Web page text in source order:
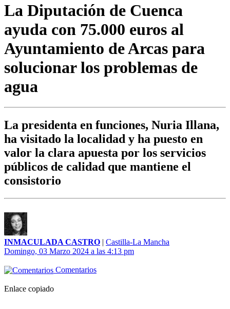
La Diputación de Cuenca
ayuda con 75.000 euros al
Ayuntamiento de Arcas para
solucionar los problemas de
agua
La presidenta en funciones, Nuria Illana,
ha visitado la localidad y ha puesto en
valor la clara apuesta por los servicios
públicos de calidad que mantiene el
consistorio
INMACULADA CASTRO | Castilla-La Mancha
Domingo, 03 Marzo 2024 a las 4:13 pm
Comentarios
Enlace copiado